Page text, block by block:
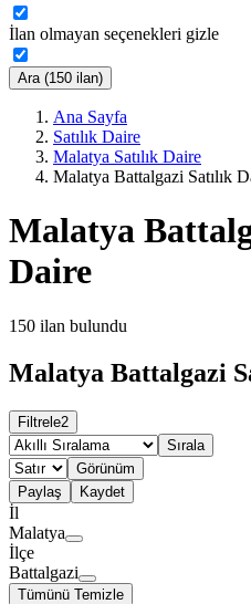
İlan olmayan seçenekleri gizle
Ara (150 ilan)
Ana Sayfa
Satılık Daire
Malatya Satılık Daire
Malatya Battalgazi Satılık
Malatya
Daire
150 ilan bulundu
Malatya Battalgazi
Filtrele2
Sırala
Görünüm
Paylaş
Kaydet
İl
Malatya
İlçe
Battalgazi
Tümünü Temizle